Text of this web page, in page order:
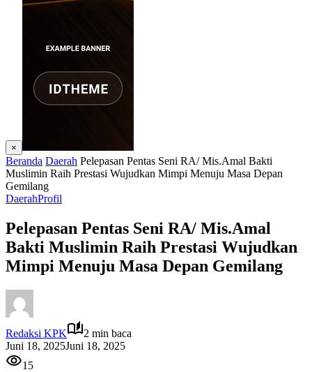
×
Beranda Daerah Pelepasan Pentas Seni RA/ Mis.Amal Bakti
Muslimin Raih Prestasi Wujudkan Mimpi Menuju Masa Depan
Gemilang
DaerahProfil
Pelepasan Pentas Seni RA/ Mis.Amal
Bakti Muslimin Raih Prestasi Wujudkan
Mimpi Menuju Masa Depan Gemilang
Redaksi KPK
2 min baca
Juni 18, 2025Juni 18, 2025
15